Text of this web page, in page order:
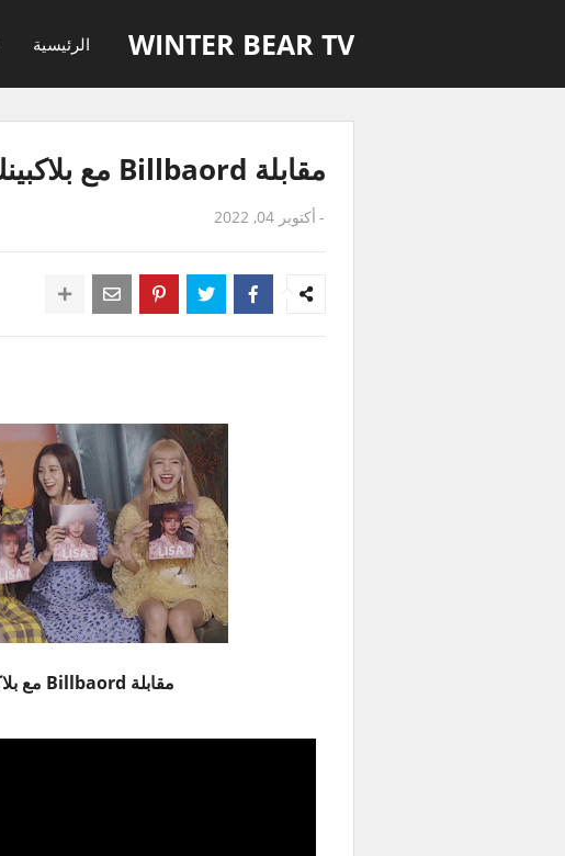
WINTER BEAR TV الرئيسية
مقابلة Billbaord مع بلاكبينك مترجمة للعربية
- أكتوبر 04, 2022
مقابلة Billbaord مع بلاكبينك مترجمة للعربية